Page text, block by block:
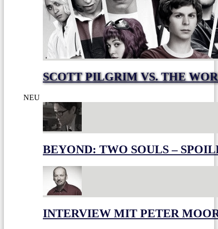
SCOTT PILGRIM VS. THE
NEU
BEYOND: TWO SOULS –
INTERVIEW MIT PETER